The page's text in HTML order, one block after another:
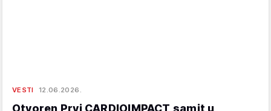
VESTI 12.06.2026.